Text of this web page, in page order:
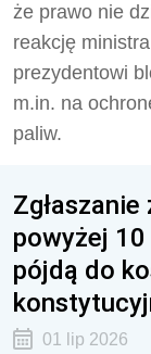
że prawo nie
reakcję
prezydentowi
m.in. na
paliw.
powyżej
pójdą do
01 lip 2026